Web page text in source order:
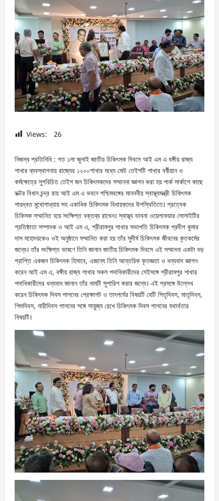
Views: 26
নিজস্ব প্রতিনিধি : গত ১লা জুলাই জাতীয় চিকিৎসক দিবসে আই এম এ বঙ্গীয় রাজ্য
শাখার ব্যবস্থাপনায় রাজ্যের ১২০০শাখার মধ্যে মোট তেইশটি শাখার বর্ষীয়ান ও
কর্মক্ষেত্রে সুপরিচিত তেইশ জন চিকিৎসকদের সম্মাননা জ্ঞাপন করা হয় পার্ক সার্কাশে কাছে
ডক্টর বিধান চন্দ্র রায় আই এম এ ভবনে পশ্চিমবঙ্গের মানননীয় স্বাস্থ্যমন্ত্রী চিকিৎসক
শারদ্বত মুখোপাধ্যায় সহ একাধিক চিকিৎসক বিধায়কদের উপস্থিতিতে। প্রত্যেক
চিকিসক সম্মানিত হয়ে সংক্ষিপ্ত বক্তব্য রাখেন। স্বাস্থ্য ভাবনা ওয়েলফেয়ার সোসাইটির
প্রতিষ্ঠাতা সম্পাদক ও আই এম এ, শ্রীরামপুর শাখার সভাপতি চিকিৎসক প্রদীপ কুমার
দাস মহোদয়কেও ওই অনুষ্ঠানে সম্মানিত করা হয় তাঁর সুদীর্ঘ চিকিৎসক জীবনের কৃতকর্মের
জন্যে। তাঁর সংক্ষিপ্ত ভাষণে তিনি জানান জাতীয় চিকিৎসক দিবসে এই সম্মাননা একটা বড়
প্রাপ্তি একজন চিকিৎসক হিসাবে, এজন্যে তিনি আন্তরিক কৃতজ্ঞতা ও ধন্যবাদ জ্ঞাপন
করেন আই এম এ, বঙ্গীয় রাজ্য শাখার সকল পদাধিকারীদের সেইসঙ্গে শ্রীরামপুর শাখার
পদাধিকারীদের ধন্যবাদ জানান তাঁর নামটি সুপারিশ করার জন্যে। এই প্রসঙ্গে উল্লেখ
করেন চিকিৎসক দিবস পালনের প্রেক্ষাপট ও তাৎপর্যের বিষয়টি যেটি পিতৃদিবস, মাতৃদিবস,
শিশুদিবস, নারীদিবস পালনের সঙ্গে সায়ুজ্য রেখে চিকিৎসক দিবস পালনের যথার্থতার
বিষয়টি।